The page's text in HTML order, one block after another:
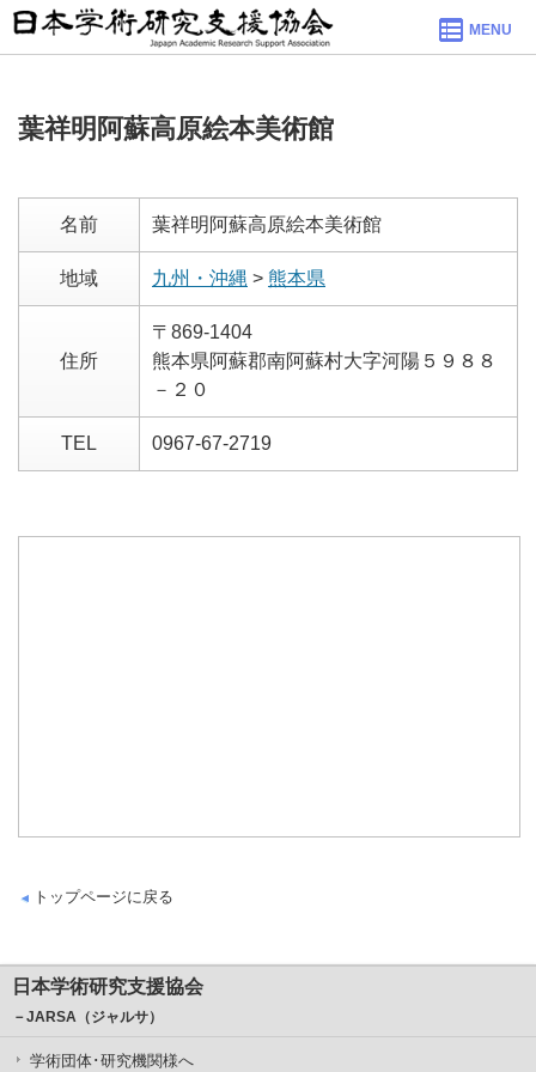
MENU
葉祥明阿蘇高原絵本美術館
名前 葉祥明阿蘇高原絵本美術館
地域 九州・沖縄 > 熊本県
住所
〒869-1404
熊本県阿蘇郡南阿蘇村大字河陽５９８８
－２０
TEL 0967-67-2719
トップページに戻る
日本学術研究支援協会
－JARSA（ジャルサ）
学術団体･研究機関様へ